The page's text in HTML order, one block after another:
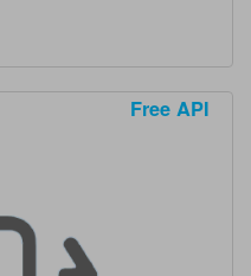
Free API